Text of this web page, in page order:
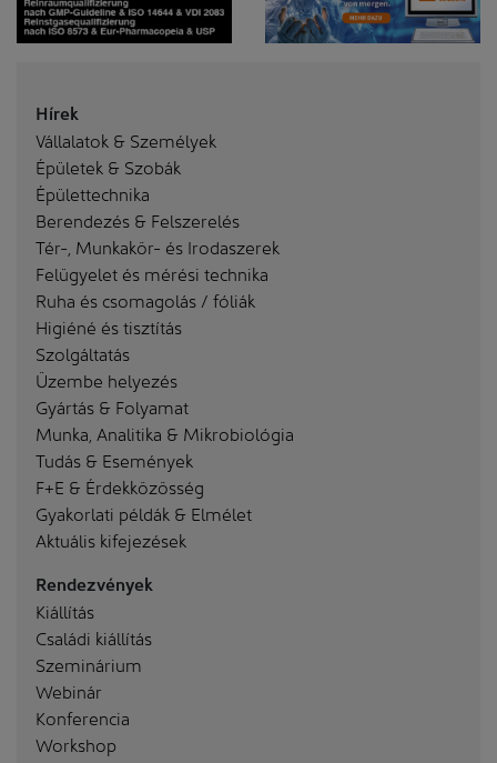
Hírek
Vállalatok & Személyek
Épületek & Szobák
Épülettechnika
Berendezés & Felszerelés
Tér-, Munkakör- és Irodaszerek
Felügyelet és mérési technika
Ruha és csomagolás / fóliák
Higiéné és tisztítás
Szolgáltatás
Üzembe helyezés
Gyártás & Folyamat
Munka, Analitika & Mikrobiológia
Tudás & Események
F+E & Érdekközösség
Gyakorlati példák & Elmélet
Aktuális kifejezések
Rendezvények
Kiállítás
Családi kiállítás
Szeminárium
Webinár
Konferencia
Workshop